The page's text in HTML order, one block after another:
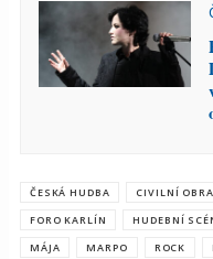
ČESKÁ HUDBA CIVILNÍ
FORO KARLÍN
HUDEBNÍ
MÁJA
MARPO ROCK